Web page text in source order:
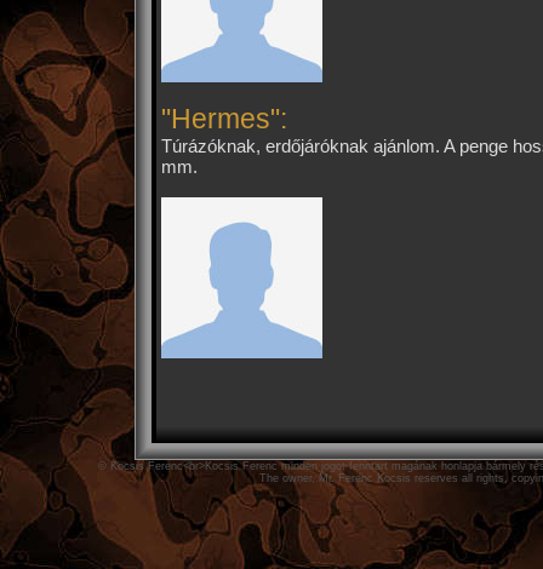
"Hermes":
Túrázóknak, erdőjáróknak ajánlom. A penge
mm.
© Kocsis Ferenc<br>Kocsis Ferenc minden jogot fenntart magának honlapja bármely
The owner, Mr. Ferenc Kocsis reserves all rights,